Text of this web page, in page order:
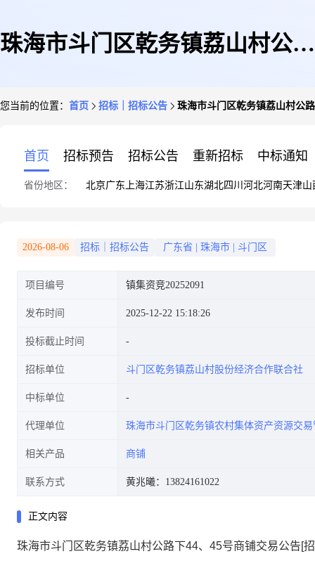
珠海市斗门区乾务镇荔山村公路
您当前的位置： 首页 招标｜招标公告 珠海市斗门区乾务镇荔山村公
首页 招标预告 招标公告 重新招标 中标通知
省份地区： 北京广东 上海江苏浙江山东湖北四川 河北河南天津山
2026-08-06 招标｜招标公告 广东省 珠海市 斗门区
项目编号 镇集资竞20252091
发布时间 2025-12-22 15:18:26
投标截止时间
招标单位 斗门区乾务镇荔山村股份经济合作联合社
中标单位
代理单位 珠海市斗门区乾务镇农村集体资产资源交
相关产品 商铺
联系方式 黄兆曦：13824161022
正文内容
珠海市斗门区乾务镇荔山村公路下44、45号商铺交易公告[